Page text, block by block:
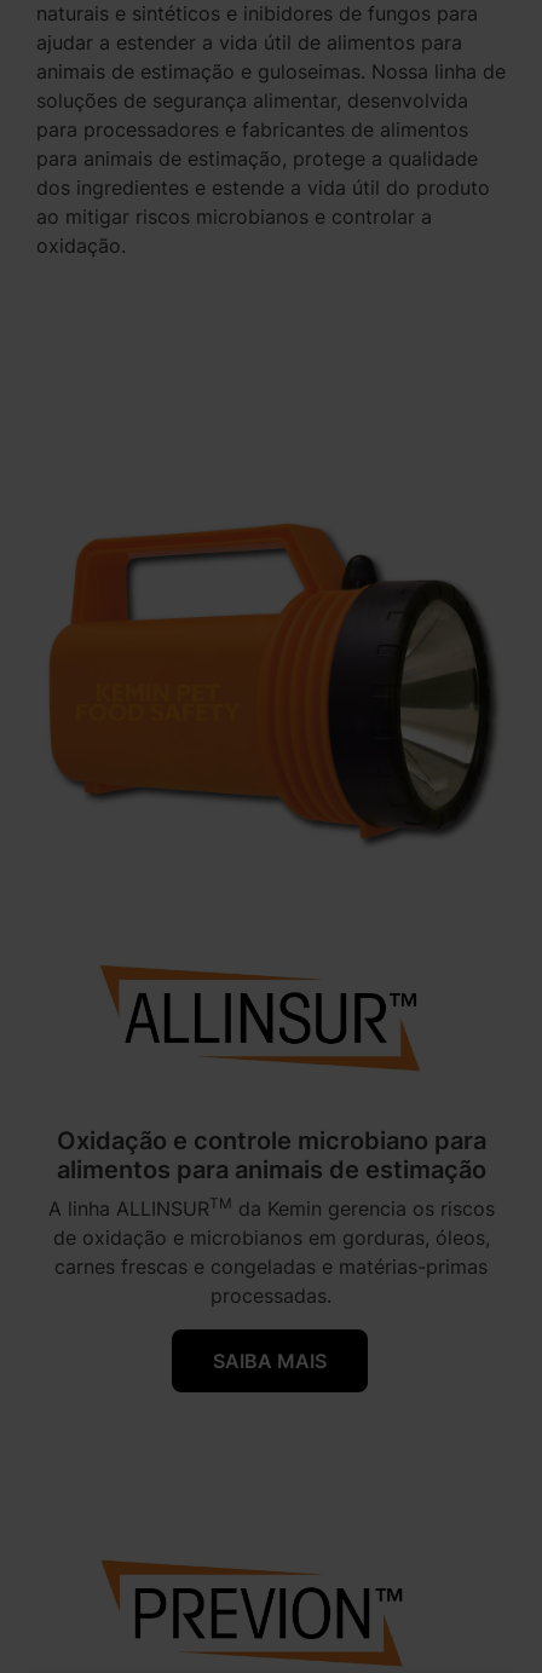
naturais e sintéticos e inibidores de fungos para
ajudar a estender a vida útil de alimentos para
animais de estimação e guloseimas. Nossa linha de
soluções de segurança alimentar, desenvolvida
para processadores e fabricantes de alimentos
para animais de estimação, protege a qualidade
dos ingredientes e estende a vida útil do produto
ao mitigar riscos microbianos e controlar a
oxidação.
Oxidação e controle microbiano para
alimentos para animais de estimação
A linha ALLINSURTM da Kemin gerencia os riscos
de oxidação e microbianos em gorduras, óleos,
carnes frescas e congeladas e matérias-primas
processadas.
SAIBA MAIS